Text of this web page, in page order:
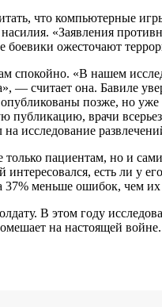
что компьютерные
«Заявления
ожесточают
спокойно. «В нашем
— считает она. Бавиле
позже, но уже
публикацию, врачи
исследование
пациентам, но и
есть ли у
37% меньше ошибок, чем
В этом году
на настоящей